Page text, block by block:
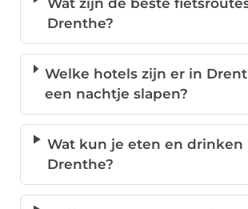
Wat zijn de beste
Drenthe?
Welke hotels zijn er in
een nachtje slapen?
Wat kun je eten en drinken
Drenthe?